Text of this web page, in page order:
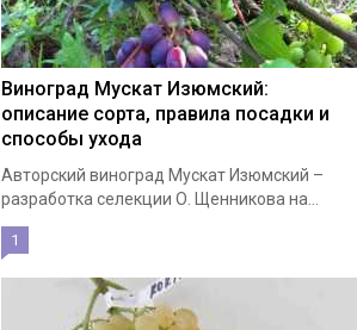
Виноград Мускат Изюмский:
описание сорта, правила посадки и
способы ухода
Авторский виноград Мускат Изюмский –
разработка селекции О. Щенникова на...
1